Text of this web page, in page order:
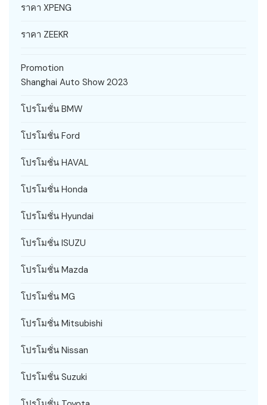
ราคา XPENG
ราคา ZEEKR
Promotion
Shanghai Auto Show 2023
โปรโมชั่น BMW
โปรโมชั่น Ford
โปรโมชั่น HAVAL
โปรโมชั่น Honda
โปรโมชั่น Hyundai
โปรโมชั่น ISUZU
โปรโมชั่น Mazda
โปรโมชั่น MG
โปรโมชั่น Mitsubishi
โปรโมชั่น Nissan
โปรโมชั่น Suzuki